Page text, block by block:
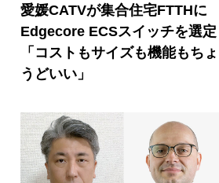
愛媛CATVが集合住宅FTTHに
Edgecore ECSスイッチを選定
「コストもサイズも機能もちょ
うどいい」